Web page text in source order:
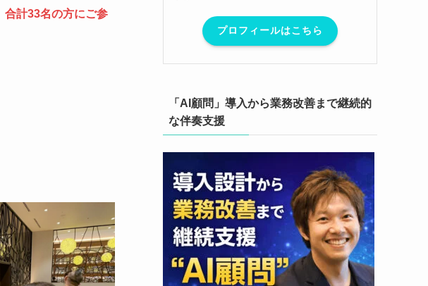
合計33名の方にご参
プロフィールはこちら
「AI顧問」導入から業務改善まで継続的
な伴奏支援